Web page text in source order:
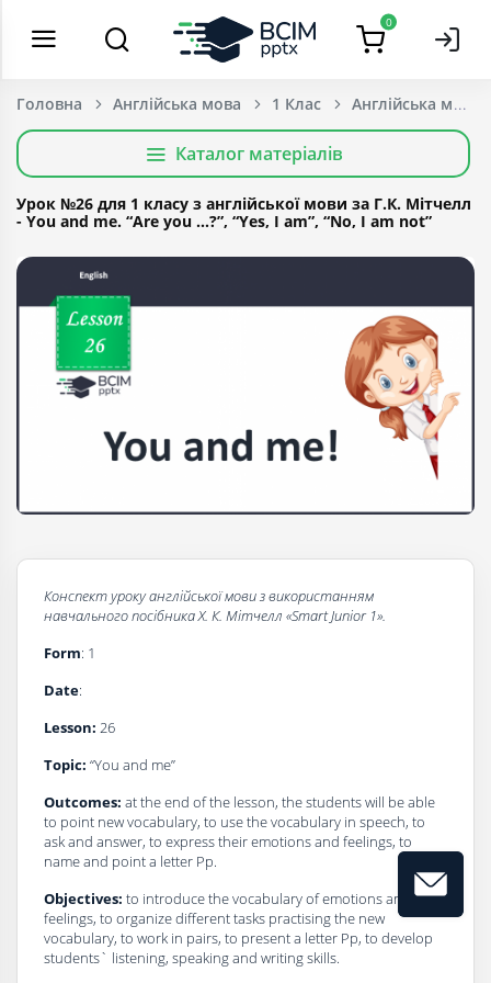
0
Головна Англійська мова 1 Клас
Каталог матеріалів
Урок №26 для 1 класу з англійської мови за Г.К. Мітчелл
- You and me. “Are you …?”, “Yes, I am”, “No, I am not”
Конспект урокуaнглійської мови з використанням
навчального посібника Х. К. Мітчелл «Smart Junior 1».
Form: 1
Date:
Lesson: 26
Topic: “You and me”
Outcomes: at the end of the lesson, the students will be able
to point new vocabulary, to use the vocabulary in speech, to
ask and answer, to express their emotions and feelings, to
name and point a letter Pp.
Objectives: to introduce the vocabulary of emotions and
feelings, to organize different tasks practising the new
vocabulary, to work in pairs, to present a letter Pp, to develop
students` listening, speaking and writing skills.